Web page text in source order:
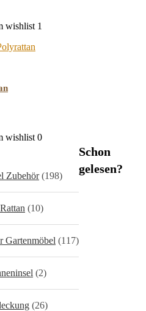
wishlist 1
wishlist 0
Zubehör (198)
(10)
Gartenmöbel (117)
(2)
(26)
Schon
gelesen?